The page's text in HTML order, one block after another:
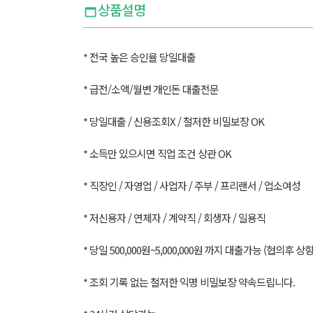
상품설명
* 전국 높은 승인율 당일대출
* 급전/소액/월변 개인돈 대출전문
* 당일대출 / 신용조회X / 철저한 비밀보장 OK
* 소득만 있으시면 직업 조건 상관 OK
* 직장인 / 자영업 / 사업자 / 주부 / 프리랜서 / 업소여성
* 저신용자 / 연체자 / 계약직 / 회생자 / 일용직
* 당일 500,000원~5,000,000원 까지 대출가능 (협의후 상
* 조회 기록 없는 철저한 익명 비밀보장 약속드립니다.